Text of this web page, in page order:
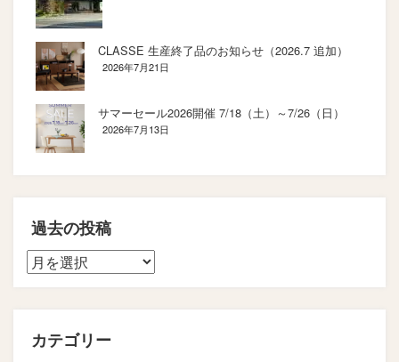
CLASSE 生産終了品のお知らせ（2026.7 追加）
2026年7月21日
サマーセール2026開催 7/18（土）～7/26（日）
2026年7月13日
過去の投稿
カテゴリー